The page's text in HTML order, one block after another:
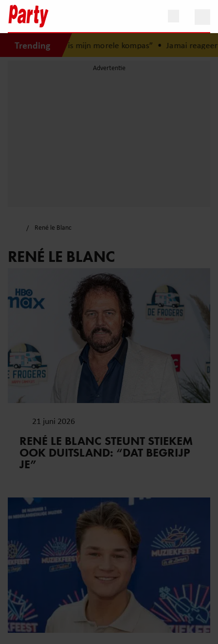
Trending
zus is mijn morele kompas”•Jamai reageert op
René le Blanc
RENÉ LE BLANC
21 juni 2026
RENÉ LE BLANC STEUNT STIEKEM
OOK DUITSLAND: “DAT BEGRIJP
JE”